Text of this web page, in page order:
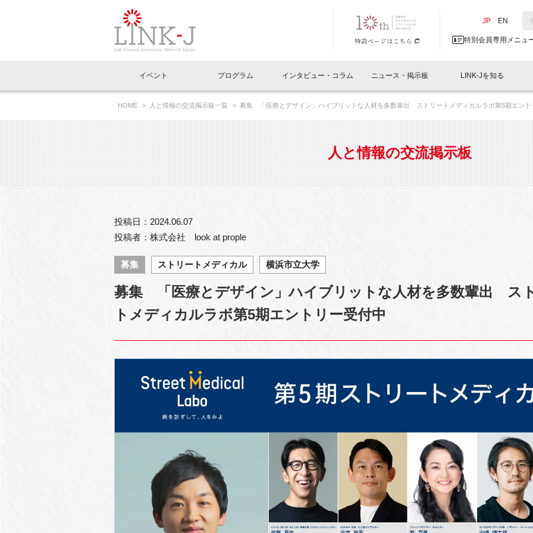
JP EN
特別会員専用メニュ
イベントお知らせメール登録
閉じる
イベント
イベント一覧
LINK-J主催・共催 特別会員開催
LINK-J協賛・協力 出展・参加
イベントレポート一覧
LINK-J主催・共催
LINK-J協賛・協力
プログラム
Out of Box相談室 What's "UNIKORN"？
インタビュー・コラム
インタビュー・コラム一覧
スペシャルインタビュー ベンチャーインタビュー 会報
連載コラム サポーターコラム 日本
ニュース・掲示板
ニュース一覧
トピック プレスリリース
メディア情報 海外関連
協賛・協力
人と情報の交流掲示板一覧
会員プレスリリース
募集
LINK-Jを知る
理事長挨拶 Why in Nihonbashi
国内外連携 サポーター紹介 事業
組織概要 パンフレット GTB
特別会員一覧 特別会員について 入会
専用メニューはこちら
ラウンジ・会議室 オフィス・ラボ 施設
アクセス
HOME 人と情報の交流掲示板一覧 募集 「医療とデザイン」ハイブリットな人材を多数輩出 ストリートメディカルラボ第5期エント
人と情報の交流掲示板
投稿日：2024.06.07
投稿者：株式会社 look at prople
募集 ストリートメディカル 横浜市立大学
募集 「医療とデザイン」ハイブリットな人材を多数輩出 ス
トメディカルラボ第5期エントリー受付中